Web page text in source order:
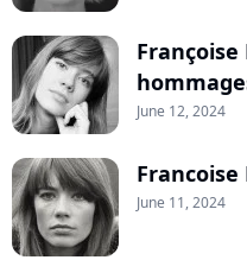
June 12, 2024
June 11, 2024